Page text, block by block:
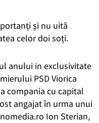
și nu uită
celor doi soți.
anului in exclusivitate
PSD Viorica
compania cu capital
angajat în urma unui
Ion Sterian,